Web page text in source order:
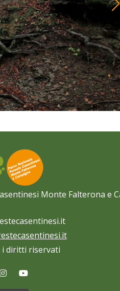
Monte Falterona e
diritti riservati